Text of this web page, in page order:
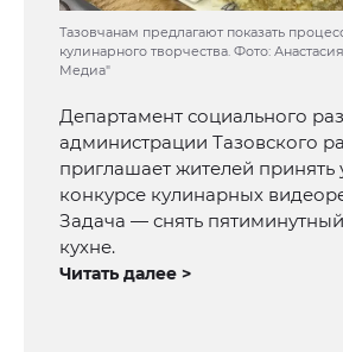
Тазовчанам предлагают показать
кулинарного творчества. Фото:
Медиа"
Департамент социального
администрации Тазовского
приглашает жителей принять
конкурсе кулинарных
Задача — снять
кухне.
Читать далее >